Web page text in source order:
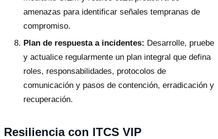
amenazas para identificar señales tempranas de
compromiso.
Plan de respuesta a incidentes: Desarrolle, pruebe
y actualice regularmente un plan integral que defina
roles, responsabilidades, protocolos de
comunicación y pasos de contención, erradicación y
recuperación.
Resiliencia con ITCS VIP